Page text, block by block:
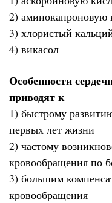
2) аминокапроновую
3) хлористый
4) викасол
Особенности
приводят к
1) быстрому
первых лет жизни
2) частому
кровообращения по
3) большим
кровообращения